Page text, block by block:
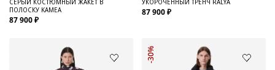
ПОЛОСКУ KAMEA
87 900 ₽
87 900 ₽
-30%